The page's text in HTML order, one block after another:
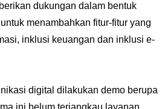
dukungan dalam bentuk
menambahkan fitur-fitur yang
inklusi keuangan dan inklusi e-
digital dilakukan demo berupa